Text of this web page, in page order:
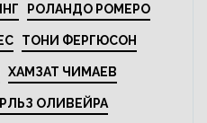
РОЛАНДО РОМЕРО
ТОНИ ФЕРГЮСОН
ХАМЗАТ ЧИМАЕВ
ОЛИВЕЙРА